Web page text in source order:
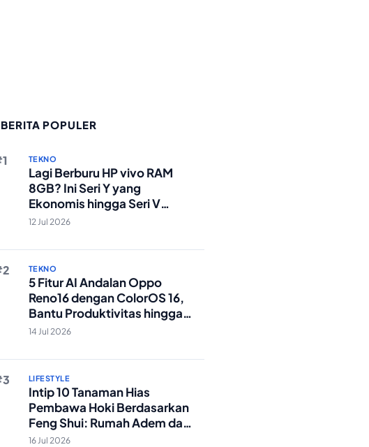
BERITA POPULER
TEKNO
Lagi Berburu HP vivo RAM
8GB? Ini Seri Y yang
Ekonomis hingga Seri V
Berstandar Militer!
12 Jul 2026
TEKNO
5 Fitur AI Andalan Oppo
Reno16 dengan ColorOS 16,
Bantu Produktivitas hingga
Edit Foto Lebih Praktis
14 Jul 2026
LIFESTYLE
Intip 10 Tanaman Hias
Pembawa Hoki Berdasarkan
Feng Shui: Rumah Adem dan
Rezeki Lancar!
16 Jul 2026